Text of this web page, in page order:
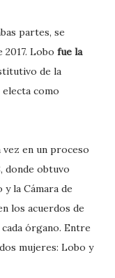
partes, se
Lobo fue la
de la
como
en un proceso
donde obtuvo
la Cámara de
los acuerdos de
órgano. Entre
mujeres: Lobo y